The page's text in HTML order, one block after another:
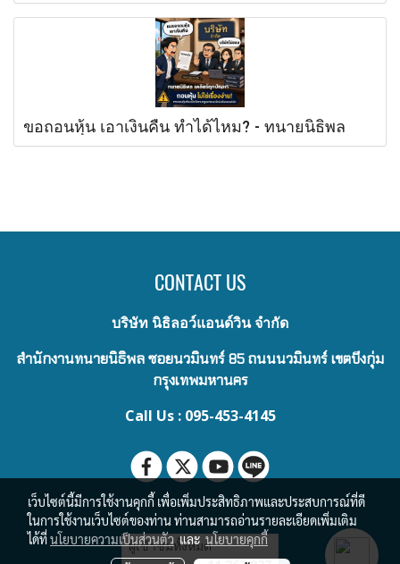
ขอถอนหุ้น เอาเงินคืน ทำได้ไหม? - ทนายนิธิพล
CONTACT US
บริษัท นิธิลอว์แอนด์วิน จำกัด
สำนักงานทนายนิธิพล ซอยนวมินทร์ 85 ถนนนวมินทร์ เขตบึงกุ่ม
กรุงเทพมหานคร
Call Us : 095-453-4145
ผู้เข้าชมทั้งหมด
เว็บไซต์นี้มีการใช้งานคุกกี้ เพื่อเพิ่มประสิทธิภาพและประสบการณ์ที่ดี
ในการใช้งานเว็บไซต์ของท่าน ท่านสามารถอ่านรายละเอียดเพิ่มเติม
ได้ที่นโยบายความเป็นส่วนตัวและนโยบายคุกกี้